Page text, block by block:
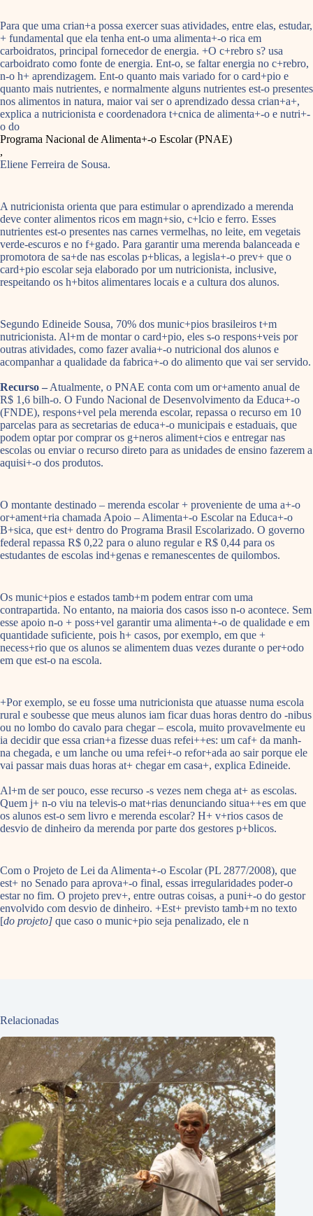
Para que uma crian+a possa exercer suas atividades, entre elas, estudar,
+ fundamental que ela tenha ent-o uma alimenta+-o rica em
carboidratos, principal fornecedor de energia. +O c+rebro s? usa
carboidrato como fonte de energia. Ent-o, se faltar energia no c+rebro,
n-o h+ aprendizagem. Ent-o quanto mais variado for o card+pio e
quanto mais nutrientes, e normalmente alguns nutrientes est-o presentes
nos alimentos in natura, maior vai ser o aprendizado dessa crian+a+,
explica a nutricionista e coordenadora t+cnica de alimenta+-o e nutri+-
o do
Programa Nacional de Alimenta+-o Escolar (PNAE)
,
Eliene Ferreira de Sousa.
A nutricionista orienta que para estimular o aprendizado a merenda
deve conter alimentos ricos em magn+sio, c+lcio e ferro. Esses
nutrientes est-o presentes nas carnes vermelhas, no leite, em vegetais
verde-escuros e no f+gado. Para garantir uma merenda balanceada e
promotora de sa+de nas escolas p+blicas, a legisla+-o prev+ que o
card+pio escolar seja elaborado por um nutricionista, inclusive,
respeitando os h+bitos alimentares locais e a cultura dos alunos.
Segundo Edineide Sousa, 70% dos munic+pios brasileiros t+m
nutricionista. Al+m de montar o card+pio, eles s-o respons+veis por
outras atividades, como fazer avalia+-o nutricional dos alunos e
acompanhar a qualidade da fabrica+-o do alimento que vai ser servido.
Recurso – Atualmente, o PNAE conta com um or+amento anual de
R$ 1,6 bilh-o. O Fundo Nacional de Desenvolvimento da Educa+-o
(FNDE), respons+vel pela merenda escolar, repassa o recurso em 10
parcelas para as secretarias de educa+-o municipais e estaduais, que
podem optar por comprar os g+neros aliment+cios e entregar nas
escolas ou enviar o recurso direto para as unidades de ensino fazerem a
aquisi+-o dos produtos.
O montante destinado – merenda escolar + proveniente de uma a+-o
or+ament+ria chamada Apoio – Alimenta+-o Escolar na Educa+-o
B+sica, que est+ dentro do Programa Brasil Escolarizado. O governo
federal repassa R$ 0,22 para o aluno regular e R$ 0,44 para os
estudantes de escolas ind+genas e remanescentes de quilombos.
Os munic+pios e estados tamb+m podem entrar com uma
contrapartida. No entanto, na maioria dos casos isso n-o acontece. Sem
esse apoio n-o + poss+vel garantir uma alimenta+-o de qualidade e em
quantidade suficiente, pois h+ casos, por exemplo, em que +
necess+rio que os alunos se alimentem duas vezes durante o per+odo
em que est-o na escola.
+Por exemplo, se eu fosse uma nutricionista que atuasse numa escola
rural e soubesse que meus alunos iam ficar duas horas dentro do -nibus
ou no lombo do cavalo para chegar – escola, muito provavelmente eu
ia decidir que essa crian+a fizesse duas refei++es: um caf+ da manh-
na chegada, e um lanche ou uma refei+-o refor+ada ao sair porque ele
vai passar mais duas horas at+ chegar em casa+, explica Edineide.
Al+m de ser pouco, esse recurso -s vezes nem chega at+ as escolas.
Quem j+ n-o viu na televis-o mat+rias denunciando situa++es em que
os alunos est-o sem livro e merenda escolar? H+ v+rios casos de
desvio de dinheiro da merenda por parte dos gestores p+blicos.
Com o Projeto de Lei da Alimenta+-o Escolar (PL 2877/2008), que
est+ no Senado para aprova+-o final, essas irregularidades poder-o
estar no fim. O projeto prev+, entre outras coisas, a puni+-o do gestor
envolvido com desvio de dinheiro. +Est+ previsto tamb+m no texto
[do projeto] que caso o munic+pio seja penalizado, ele n
Relacionadas